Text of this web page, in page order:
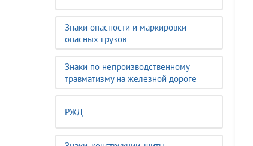
Знаки опасности и маркировки
опасных грузов
Знаки по непроизводственному
травматизму на железной дороге
РЖД